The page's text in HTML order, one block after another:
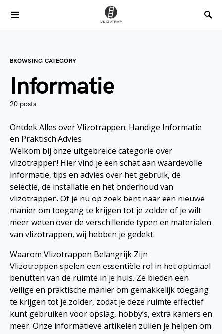
BROWSING CATEGORY
Informatie
20 posts
Ontdek Alles over Vlizotrappen: Handige Informatie
en Praktisch Advies
Welkom bij onze uitgebreide categorie over
vlizotrappen! Hier vind je een schat aan waardevolle
informatie, tips en advies over het gebruik, de
selectie, de installatie en het onderhoud van
vlizotrappen. Of je nu op zoek bent naar een nieuwe
manier om toegang te krijgen tot je zolder of je wilt
meer weten over de verschillende typen en materialen
van vlizotrappen, wij hebben je gedekt.
Waarom Vlizotrappen Belangrijk Zijn
Vlizotrappen spelen een essentiële rol in het optimaal
benutten van de ruimte in je huis. Ze bieden een
veilige en praktische manier om gemakkelijk toegang
te krijgen tot je zolder, zodat je deze ruimte effectief
kunt gebruiken voor opslag, hobby’s, extra kamers en
meer. Onze informatieve artikelen zullen je helpen om